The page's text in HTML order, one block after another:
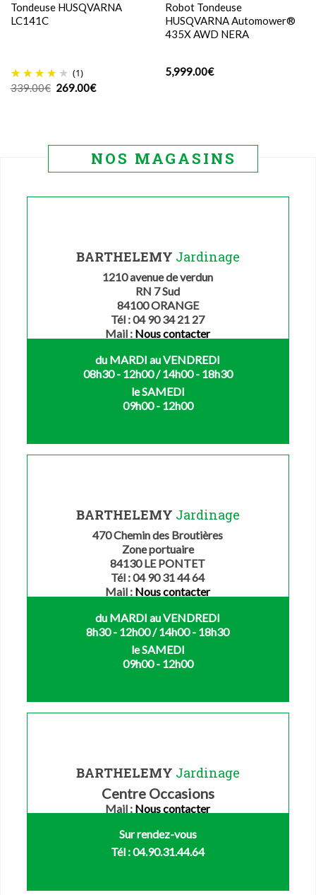
Tondeuse HUSQVARNA
LC141C
(1)
339.00€ Le
prix
269.00€Le
prix
Robot Tondeuse
HUSQVARNA Automower®
435X AWD NERA
5,999.00€
NOS MAGASINS
BARTHELEMY Jardinage
1210 avenue de verdun
RN 7 Sud
84100 ORANGE
Tél : 04 90 34 21 27
Mail : Nous contacter
du MARDI au VENDREDI
08h30 - 12h00 / 14h00 - 18h30
le SAMEDI
09h00 - 12h00
BARTHELEMY Jardinage
470 Chemin des Broutières
Zone portuaire
84130 LE PONTET
Tél : 04 90 31 44 64
Mail : Nous contacter
du MARDI au VENDREDI
8h30 - 12h00 / 14h00 - 18h30
le SAMEDI
09h00 - 12h00
BARTHELEMY Jardinage
Centre Occasions
Mail : Nous contacter
Sur rendez-vous
Tél : 04.90.31.44.64